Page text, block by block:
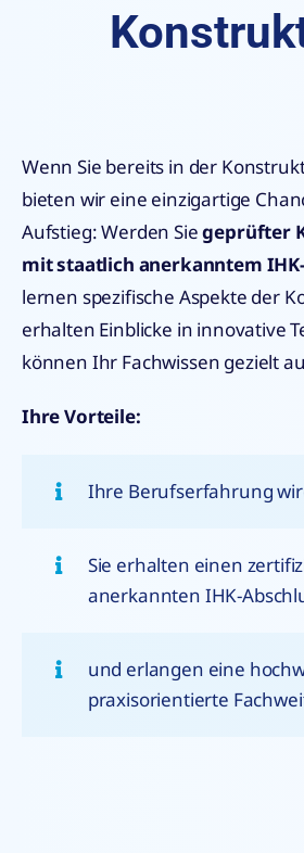
Wenn Sie bereits in der
bieten wir eine einzigartige
Aufstieg: Werden Siegeprüfter
mit staatlich anerkanntem
lernen spezifische Aspekte der
erhalten Einblicke in innovative
können Ihr Fachwissen gezielt
Ihre Vorteile:
Ihre Berufserfahrung
Sie erhalten einen
anerkannten IHK-
und erlangen eine
praxisorientierte